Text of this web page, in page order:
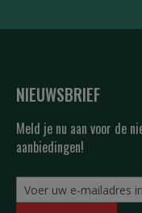
NIEUWSBRIEF
Meld je nu aan voor de
aanbiedingen!